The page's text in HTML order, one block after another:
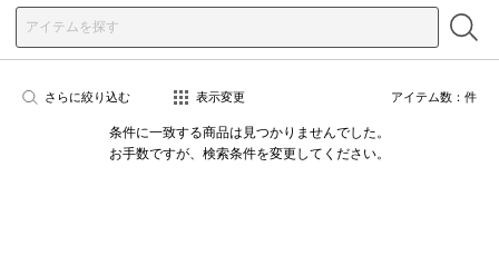
さらに絞り込む 表示変更 アイテム数： 件
条件に一致する商品は見つかりませんでした。
お手数ですが、検索条件を変更してください。